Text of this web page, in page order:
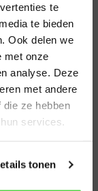
te
te bieden
Ook delen we
met onze
analyse. Deze
met andere
ze hebben
services.
tonen